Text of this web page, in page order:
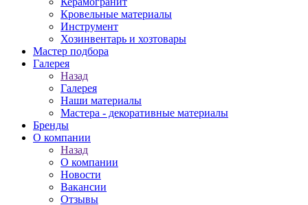
Кровельные материалы
Инструмент
Хозинвентарь и хозтовары
Мастер подбора
Галерея
Назад
Галерея
Наши материалы
Мастера - декоративные материалы
Бренды
О компании
Назад
О компании
Новости
Вакансии
Отзывы